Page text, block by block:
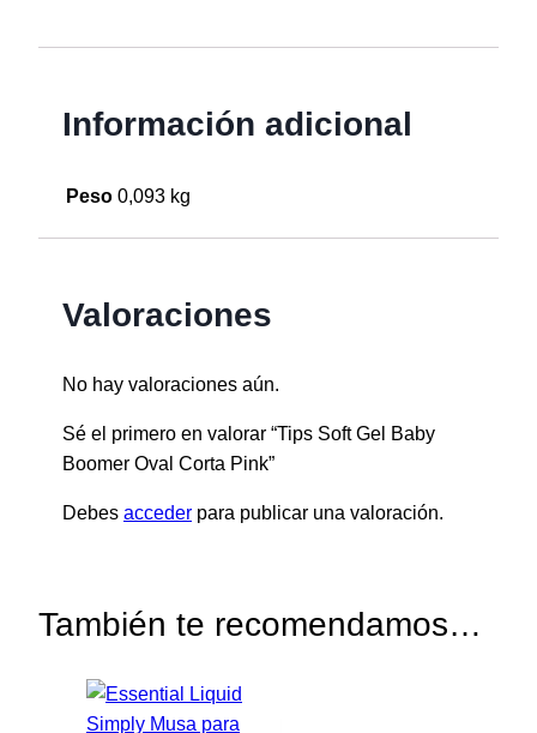
Información adicional
Peso 0,093 kg
Valoraciones
No hay valoraciones aún.
Sé el primero en valorar “Tips Soft Gel Baby
Boomer Oval Corta Pink”
Debes acceder para publicar una valoración.
También te recomendamos…